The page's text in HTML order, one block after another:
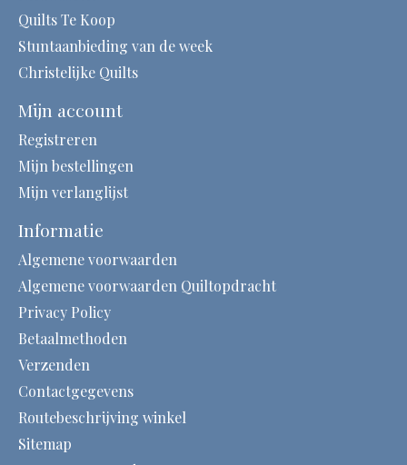
Quilts Te Koop
Stuntaanbieding van de week
Christelijke Quilts
Mijn account
Registreren
Mijn bestellingen
Mijn verlanglijst
Informatie
Algemene voorwaarden
Algemene voorwaarden Quiltopdracht
Privacy Policy
Betaalmethoden
Verzenden
Contactgegevens
Routebeschrijving winkel
Sitemap